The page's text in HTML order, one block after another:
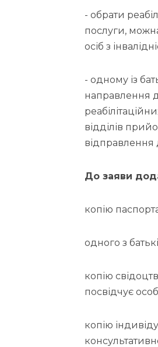
- обрати
послуги,
осіб з
- одному із
направлення
відділів
До заяви
копію
одного з
копію
посвідчує
копію